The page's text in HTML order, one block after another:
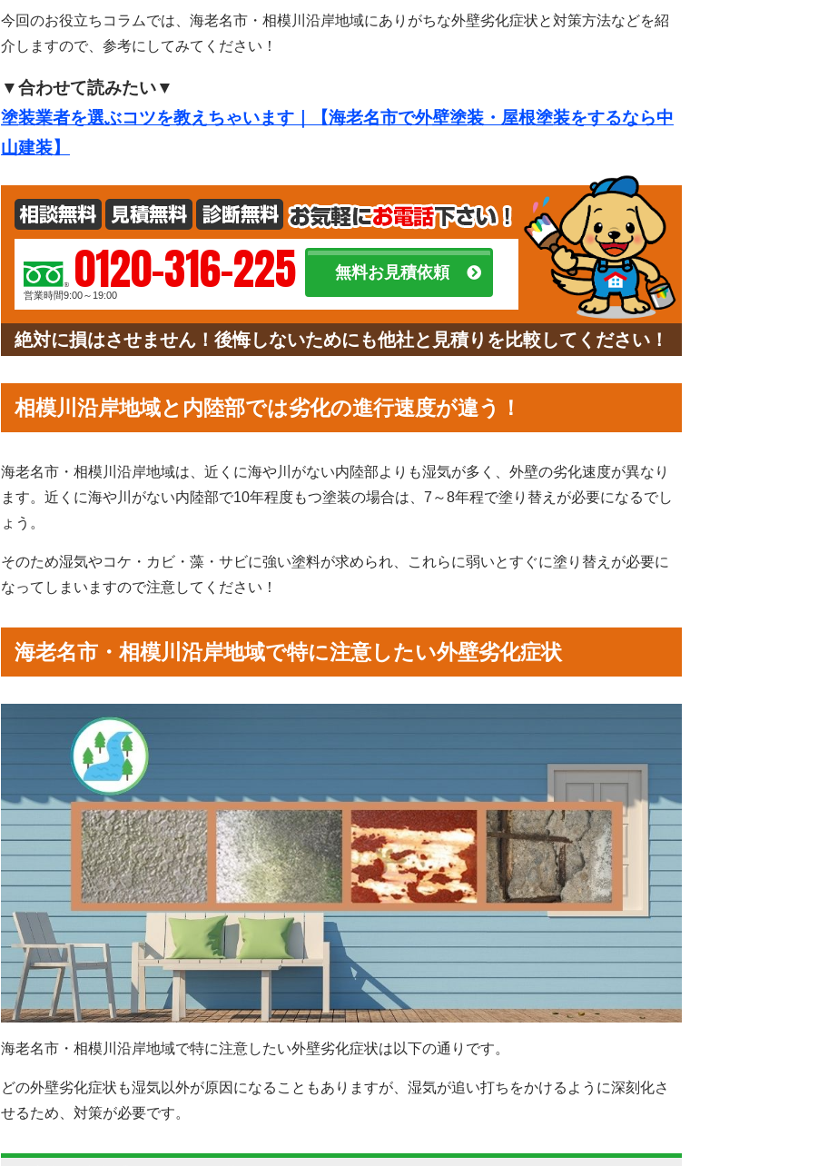
今回のお役立ちコラムでは、海老名市・相模川沿岸地域にありがちな外壁劣化症状と対策方法などを紹
介しますので、参考にしてみてください！
▼合わせて読みたい▼
塗装業者を選ぶコツを教えちゃいます｜【海老名市で外壁塗装・屋根塗装をするなら中
山建装】
0120-316-225
営業時間9:00～19:00
無料お見積依頼
絶対に損はさせません！後悔しないためにも他社と見積りを比較してください！
相模川沿岸地域と内陸部では劣化の進行速度が違う！
海老名市・相模川沿岸地域は、近くに海や川がない内陸部よりも湿気が多く、外壁の劣化速度が異なり
ます。近くに海や川がない内陸部で10年程度もつ塗装の場合は、7～8年程で塗り替えが必要になるでし
ょう。
そのため湿気やコケ・カビ・藻・サビに強い塗料が求められ、これらに弱いとすぐに塗り替えが必要に
なってしまいますので注意してください！
海老名市・相模川沿岸地域で特に注意したい外壁劣化症状
海老名市・相模川沿岸地域で特に注意したい外壁劣化症状は以下の通りです。
どの外壁劣化症状も湿気以外が原因になることもありますが、湿気が追い打ちをかけるように深刻化さ
せるため、対策が必要です。